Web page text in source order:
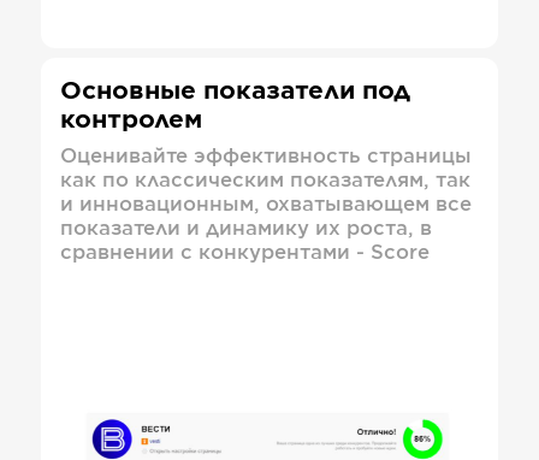
Основные показатели под
контролем
Оценивайте эффективность страницы
как по классическим показателям, так
и инновационным, охватывающем все
показатели и динамику их роста, в
сравнении с конкурентами - Score